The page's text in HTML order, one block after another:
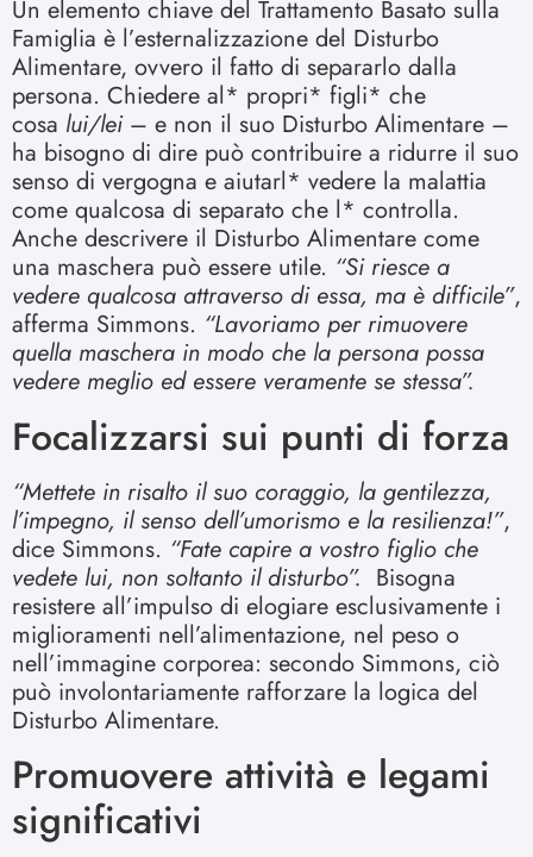
Un elemento chiave del Trattamento Basato sulla
Famiglia è l’esternalizzazione del Disturbo
Alimentare, ovvero il fatto di separarlo dalla
persona. Chiedere al* propri* figli* che
cosa lui/lei– e non il suo Disturbo Alimentare –
ha bisogno di dire può contribuire a ridurre il suo
senso di vergogna e aiutarl* vedere la malattia
come qualcosa di separato che l* controlla.
Anche descrivere il Disturbo Alimentare come
una maschera può essere utile. “Si riesce a
vedere qualcosa attraverso di essa, ma è difficile”,
afferma Simmons. “Lavoriamo per rimuovere
quella maschera in modo che la persona possa
vedere meglio ed essere veramente se stessa”.
Focalizzarsi sui punti di forza
“Mettete in risalto il suo coraggio, la gentilezza,
l’impegno, il senso dell’umorismo e la resilienza!”,
dice Simmons. “Fate capire a vostro figlio che
vedete lui, non soltanto il disturbo”. Bisogna
resistere all’impulso di elogiare esclusivamente i
miglioramenti nell’alimentazione, nel peso o
nell’immagine corporea: secondo Simmons, ciò
può involontariamente rafforzare la logica del
Disturbo Alimentare.
Promuovere attività e legami
significativi